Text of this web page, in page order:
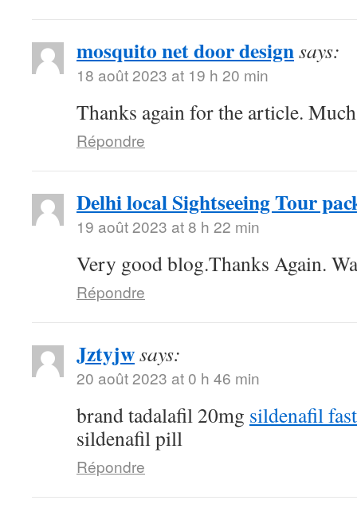
mosquito net door designsays:
18 août 2023 at 19 h 20 min
Thanks again for the article.
Répondre
Delhi local Sightseeing Tour
19 août 2023 at 8 h 22 min
Very good blog.Thanks Again.
Répondre
Jztyjwsays:
20 août 2023 at 0 h 46 min
brand tadalafil 20mg sildenafil
sildenafil pill
Répondre